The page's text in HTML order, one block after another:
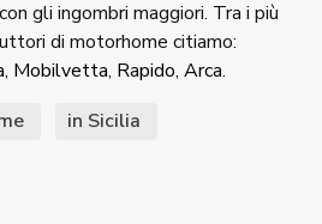
gli ingombri maggiori. Tra i più
di motorhome citiamo:
, Mobilvetta, Rapido, Arca.
in Sicilia